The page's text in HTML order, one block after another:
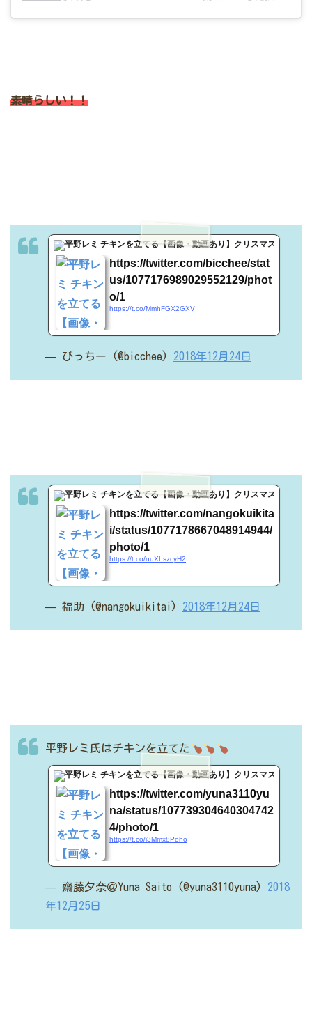
素晴らしい！！
https://twitter.com/bicchee/stat
us/1077176989029552129/phot
o/1
https://t.co/MmhFGX2GXV
— びっちー (@bicchee) 2018年12月24日
https://twitter.com/nangokuikita
i/status/1077178667048914944/
photo/1
https://t.co/nuXLszcyH2
— 福助 (@nangokuikitai) 2018年12月24日
平野レミ氏はチキンを立てた
https://twitter.com/yuna3110yu
na/status/107739304640304742
4/photo/1
https://t.co/i3Mmx8Poho
— 齋藤夕奈＠Yuna Saito (@yuna3110yuna) 2018
年12月25日